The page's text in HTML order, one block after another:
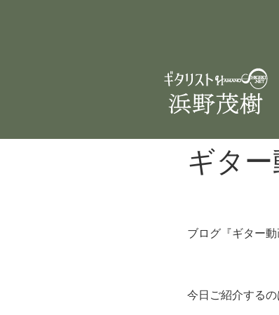
ギタ
ブログ『ギター動
今日ご紹介する